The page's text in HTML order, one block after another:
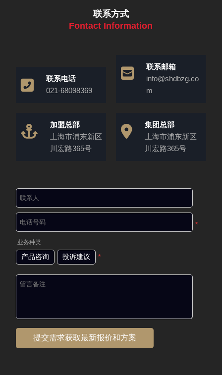
联系方式
Fontact Information
联系电话
021-68098369
联系邮箱
info@shdbzg.co
m
加盟总部
上海市浦东新区
川宏路365号
集团总部
上海市浦东新区
川宏路365号
*
业务种类
产品咨询 投诉建议 *